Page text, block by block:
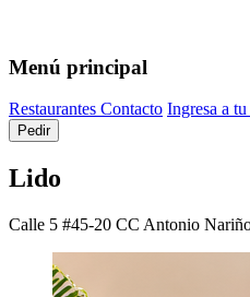
Menú principal
Restaurantes Contacto Ingresa a tu
Pedir
Lido
Calle 5 #45-20 CC Antonio